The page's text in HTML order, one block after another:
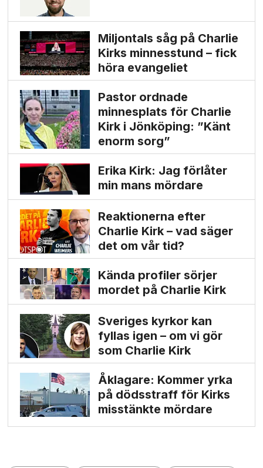
Miljontals såg på Charlie
Kirks minnesstund – fick
höra evangeliet
Pastor ordnade
minnesplats för Charlie
Kirk i Jönköping: ”Känt
enorm sorg”
Erika Kirk: Jag förlåter
min mans mördare
Reaktionerna efter
Charlie Kirk – vad säger
det om vår tid?
Kända profiler sörjer
mordet på Charlie Kirk
Sveriges kyrkor kan
fyllas igen – om vi gör
som Charlie Kirk
Åklagare: Kommer yrka
på dödsstraff för Kirks
misstänkte mördare